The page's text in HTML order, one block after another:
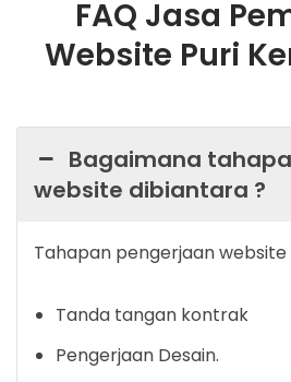
FAQ Jasa
Website Puri
Bagaimana
website dibiantara ?
Tahapan pengerjaan
Tanda tangan kontrak
Pengerjaan Desain.